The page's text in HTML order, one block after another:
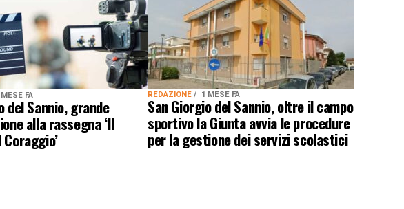
FA
del Sannio, grande
alla rassegna ‘Il
REDAZIONE 1 MESE FA
San Giorgio del Sannio, oltre il campo
sportivo la Giunta avvia le procedure
per la gestione dei servizi scolastici